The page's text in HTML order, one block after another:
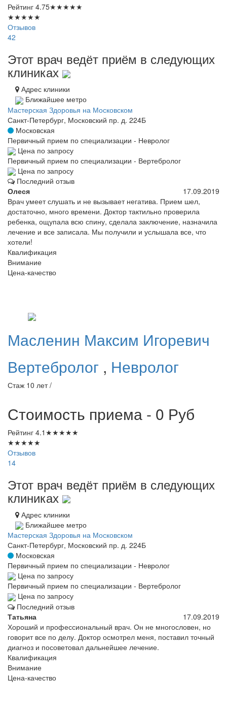
Рейтинг 4.75★★★★★
★★★★★
Отзывов
42
Этот врач ведёт приём в следующих
клиниках
Адрес клиники
Ближайшее метро
Мастерская Здоровья на Московском
Санкт-Петербург, Московский пр. д. 224Б
Московская
Первичный прием по специализации - Невролог
Цена по запросу
Первичный прием по специализации - Вертебролог
Цена по запросу
Последний отзыв
Олеся
17.09.2019
Врач умеет слушать и не вызывает негатива. Прием шел,
достаточно, много времени. Доктор тактильно проверила
ребенка, ощупала всю спину, сделала заключение, назначила
лечение и все записала. Мы получили и услышала все, что
хотели!
Квалификация
Внимание
Цена-качество
Масленин Максим Игоревич
Вертебролог , Невролог
Стаж 10 лет /
Стоимость приема - 0 Руб
Рейтинг 4.1 ★★★★★
★★★★★
Отзывов
14
Этот врач ведёт приём в следующих
клиниках
Адрес клиники
Ближайшее метро
Мастерская Здоровья на Московском
Санкт-Петербург, Московский пр. д. 224Б
Московская
Первичный прием по специализации - Невролог
Цена по запросу
Первичный прием по специализации - Вертебролог
Цена по запросу
Последний отзыв
Татьяна
17.09.2019
Хороший и профессиональный врач. Он не многословен, но
говорит все по делу. Доктор осмотрел меня, поставил точный
диагноз и посоветовал дальнейшее лечение.
Квалификация
Внимание
Цена-качество